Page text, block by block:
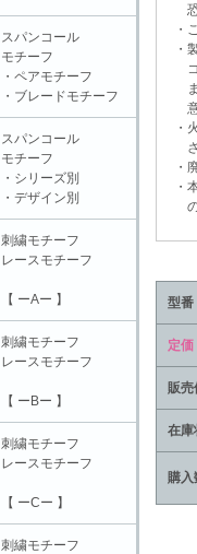
恐
・
・
コ
ま
意
・
さ
・
・
の
型番
定価
販売
在庫
購入
スパンコール
モチーフ
・ペアモチーフ
・ブレードモチーフ
スパンコール
モチーフ
・シリーズ別
・デザイン別
刺繍モチーフ
レースモチーフ
【 ーAー 】
刺繍モチーフ
レースモチーフ
【 ーBー 】
刺繍モチーフ
レースモチーフ
【 ーCー 】
刺繍モチーフ